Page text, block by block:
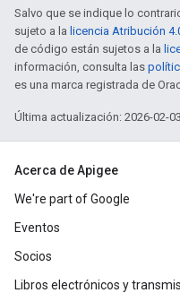
Salvo que se indique lo
sujeto a la licencia Atribución
de código están sujetos a la
información, consulta las
es una marca registrada de
Última actualización: 2026-02-
Acerca de Apigee
We're part of Google
Eventos
Socios
Libros electrónicos y